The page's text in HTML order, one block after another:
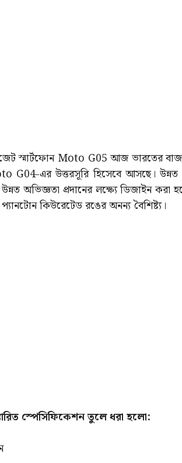
স্মার্টফোন Moto G05 আজ ভারতের
G04-এর উত্তরসূরি হিসেবে আসছে। উন্নত
অভিজ্ঞতা প্রদানের লক্ষ্যে ডিজাইন করা
কিউরেটেড রঙের অনন্য বৈশিষ্ট্য।
স্পেসিফিকেশন তুলে ধরা হলো: